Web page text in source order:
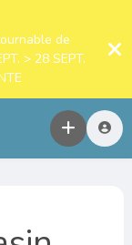
de
> 28 SEPT.